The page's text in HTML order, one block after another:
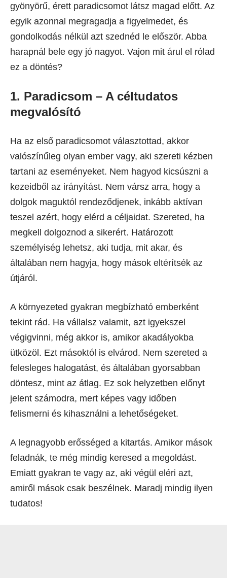
gyönyörű, érett paradicsomot látsz magad előtt. Az
egyik azonnal megragadja a figyelmedet, és
gondolkodás nélkül azt szednéd le először. Abba
harapnál bele egy jó nagyot. Vajon mit árul el rólad
ez a döntés?
1. Paradicsom – A céltudatos
megvalósító
Ha az első paradicsomot választottad, akkor
valószínűleg olyan ember vagy, aki szereti kézben
tartani az eseményeket. Nem hagyod kicsúszni a
kezeidből az irányítást. Nem vársz arra, hogy a
dolgok maguktól rendeződjenek, inkább aktívan
teszel azért, hogy elérd a céljaidat. Szereted, ha
megkell dolgoznod a sikerért. Határozott
személyiség lehetsz, aki tudja, mit akar, és
általában nem hagyja, hogy mások eltérítsék az
útjáról.
A környezeted gyakran megbízható emberként
tekint rád. Ha vállalsz valamit, azt igyekszel
végigvinni, még akkor is, amikor akadályokba
ütközöl. Ezt másoktól is elvárod. Nem szereted a
felesleges halogatást, és általában gyorsabban
döntesz, mint az átlag. Ez sok helyzetben előnyt
jelent számodra, mert képes vagy időben
felismerni és kihasználni a lehetőségeket.
A legnagyobb erősséged a kitartás. Amikor mások
feladnák, te még mindig keresed a megoldást.
Emiatt gyakran te vagy az, aki végül eléri azt,
amiről mások csak beszélnek. Maradj mindig ilyen
tudatos!